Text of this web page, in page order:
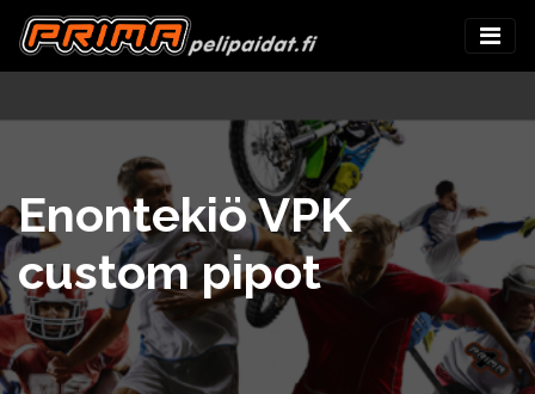
Enontekiö VPK
custom pipot